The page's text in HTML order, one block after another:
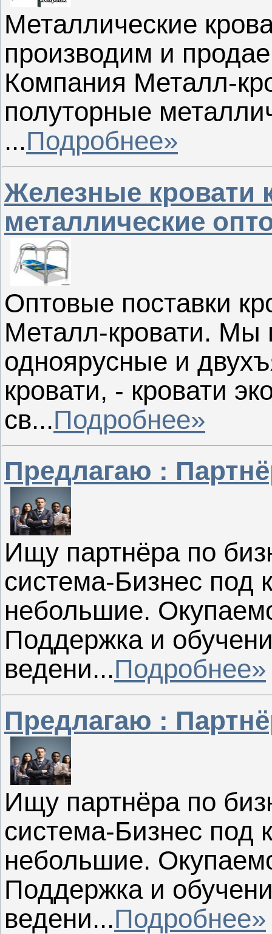
Металлические
производим и
Компания Металл-
полуторные
...Подробнее»
Железные кровати
металлические
Оптовые поставки
Металл-кровати. Мы
одноярусные и
кровати, - кровати
св...Подробнее»
Предлагаю :
Ищу партнёра по
система-Бизнес под
небольшие.
Поддержка и
ведени...Подробнее»
Предлагаю :
Ищу партнёра по
система-Бизнес под
небольшие.
Поддержка и
ведени...Подробнее»